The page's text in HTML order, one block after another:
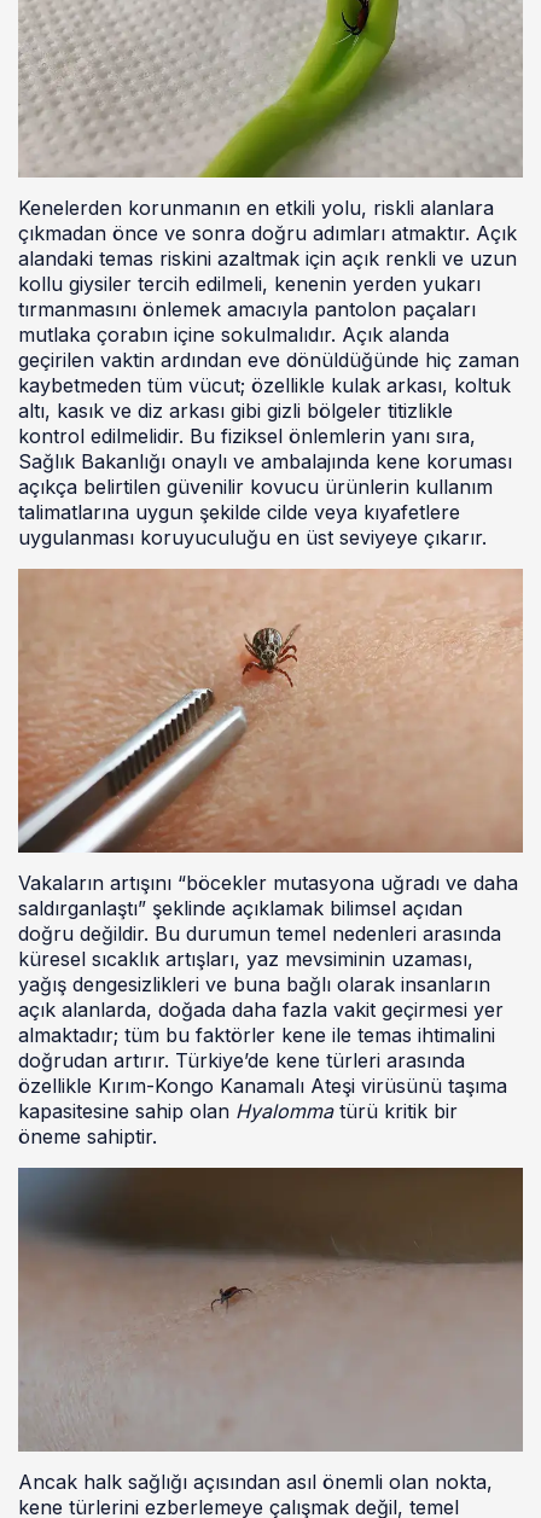
Kenelerden korunmanın en etkili yolu, riskli alanlara
çıkmadan önce ve sonra doğru adımları atmaktır. Açık
alandaki temas riskini azaltmak için açık renkli ve uzun
kollu giysiler tercih edilmeli, kenenin yerden yukarı
tırmanmasını önlemek amacıyla pantolon paçaları
mutlaka çorabın içine sokulmalıdır. Açık alanda
geçirilen vaktin ardından eve dönüldüğünde hiç zaman
kaybetmeden tüm vücut; özellikle kulak arkası, koltuk
altı, kasık ve diz arkası gibi gizli bölgeler titizlikle
kontrol edilmelidir. Bu fiziksel önlemlerin yanı sıra,
Sağlık Bakanlığı onaylı ve ambalajında kene koruması
açıkça belirtilen güvenilir kovucu ürünlerin kullanım
talimatlarına uygun şekilde cilde veya kıyafetlere
uygulanması koruyuculuğu en üst seviyeye çıkarır.
Vakaların artışını “böcekler mutasyona uğradı ve daha
saldırganlaştı” şeklinde açıklamak bilimsel açıdan
doğru değildir. Bu durumun temel nedenleri arasında
küresel sıcaklık artışları, yaz mevsiminin uzaması,
yağış dengesizlikleri ve buna bağlı olarak insanların
açık alanlarda, doğada daha fazla vakit geçirmesi yer
almaktadır; tüm bu faktörler kene ile temas ihtimalini
doğrudan artırır. Türkiye’de kene türleri arasında
özellikle Kırım-Kongo Kanamalı Ateşi virüsünü taşıma
kapasitesine sahip olan Hyalommatürü kritik bir
öneme sahiptir.
Ancak halk sağlığı açısından asıl önemli olan nokta,
kene türlerini ezberlemeye çalışmak değil, temel